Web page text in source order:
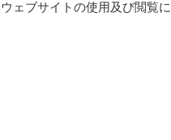
ェブサイトの使用及び閲覧